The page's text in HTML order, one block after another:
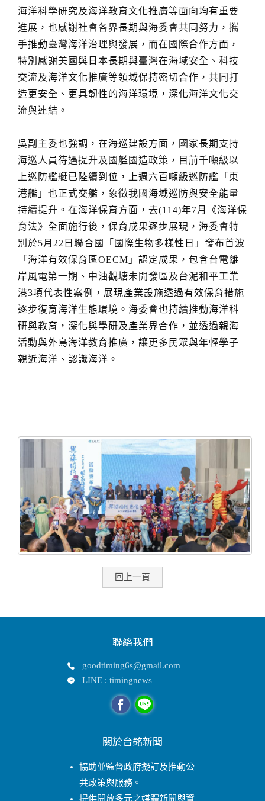
海洋科學研究及海洋教育文化推廣等面向均有重要
進展，也感謝社會各界長期與海委會共同努力，攜
手推動臺灣海洋治理與發展，而在國際合作方面，
特別感謝美國與日本長期與臺灣在海域安全、科技
交流及海洋文化推廣等領域保持密切合作，共同打
造更安全、更具韌性的海洋環境，深化海洋文化交
流與連結。
吳副主委也強調，在海巡建設方面，國家長期支持
海巡人員待遇提升及國艦國造政策，目前千噸級以
上巡防艦艇已陸續到位，上週六百噸級巡防艦「東
港艦」也正式交艦，象徵我國海域巡防與安全能量
持續提升。在海洋保育方面，去(114)年7月《海洋保
育法》全面施行後，保育成果逐步展現，海委會特
別於5月22日聯合國「國際生物多樣性日」發布首波
「海洋有效保育區OECM」認定成果，包含台電離
岸風電第一期、中油觀塘未開發區及台泥和平工業
港3項代表性案例，展現產業設施透過有效保育措施
逐步復育海洋生態環境。海委會也持續推動海洋科
研與教育，深化與學研及產業界合作，並透過親海
活動與外島海洋教育推廣，讓更多民眾與年輕學子
親近海洋、認識海洋。
回上一頁
聯絡我們
goodtiming6s@gmail.com
LINE : timingnews
關於台銘新聞
協助並監督政府擬訂及推動公
共政策與服務。
提供開放多元之媒體新聞與資